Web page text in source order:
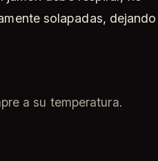
solapadas, dejando
a su temperatura.